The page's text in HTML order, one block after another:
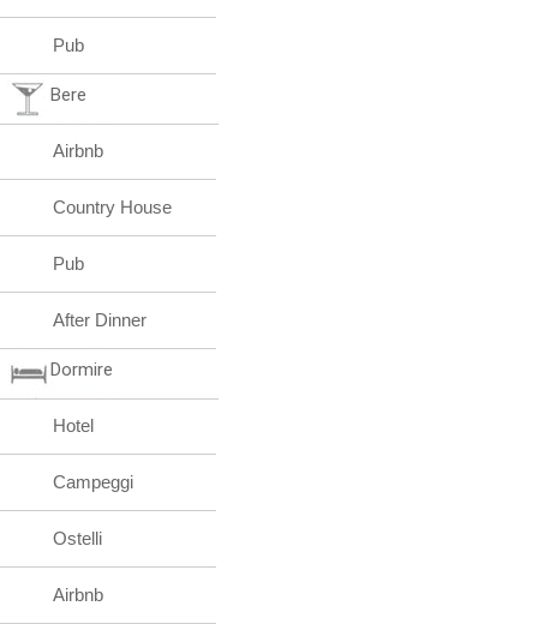
Pub
Bere
Airbnb
Country House
Pub
After Dinner
Dormire
Hotel
Campeggi
Ostelli
Airbnb